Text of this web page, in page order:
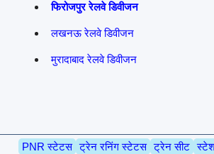
फिरोजपुर रेलवे डिवीजन
लखनऊ रेलवे डिवीजन
मुरादाबाद रेलवे डिवीजन
PNR स्टेटस ट्रेन रनिंग स्टेटस ट्रेन सीट